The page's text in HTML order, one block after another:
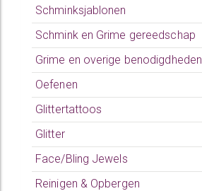
Schminksjablonen
Schmink en Grime gereedschap
Grime en overige benodigdheden
Oefenen
Glittertattoos
Glitter
Face/Bling Jewels
Reinigen & Opbergen